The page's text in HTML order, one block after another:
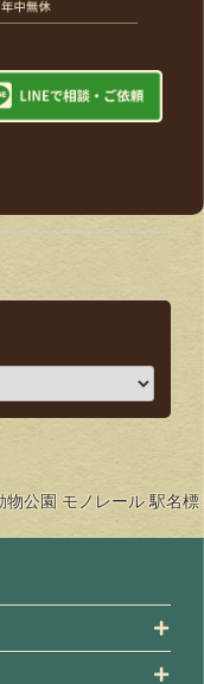
物公園 モノレール 駅名